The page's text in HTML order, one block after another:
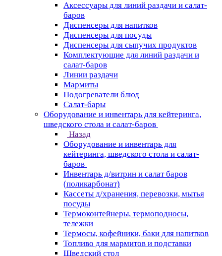
Аксессуары для линий раздачи и салат-
баров
Диспенсеры для напитков
Диспенсеры для посуды
Диспенсеры для сыпучих продуктов
Комплектующие для линий раздачи и
салат-баров
Линии раздачи
Мармиты
Подогреватели блюд
Салат-бары
Оборудование и инвентарь для кейтеринга,
шведского стола и салат-баров
Назад
Оборудование и инвентарь для
кейтеринга, шведского стола и салат-
баров
Инвентарь д/витрин и салат баров
(поликарбонат)
Кассеты д/хранения, перевозки, мытья
посуды
Термоконтейнеры, термоподносы,
тележки
Термосы, кофейники, баки для напитков
Топливо для мармитов и подставки
Шведский стол